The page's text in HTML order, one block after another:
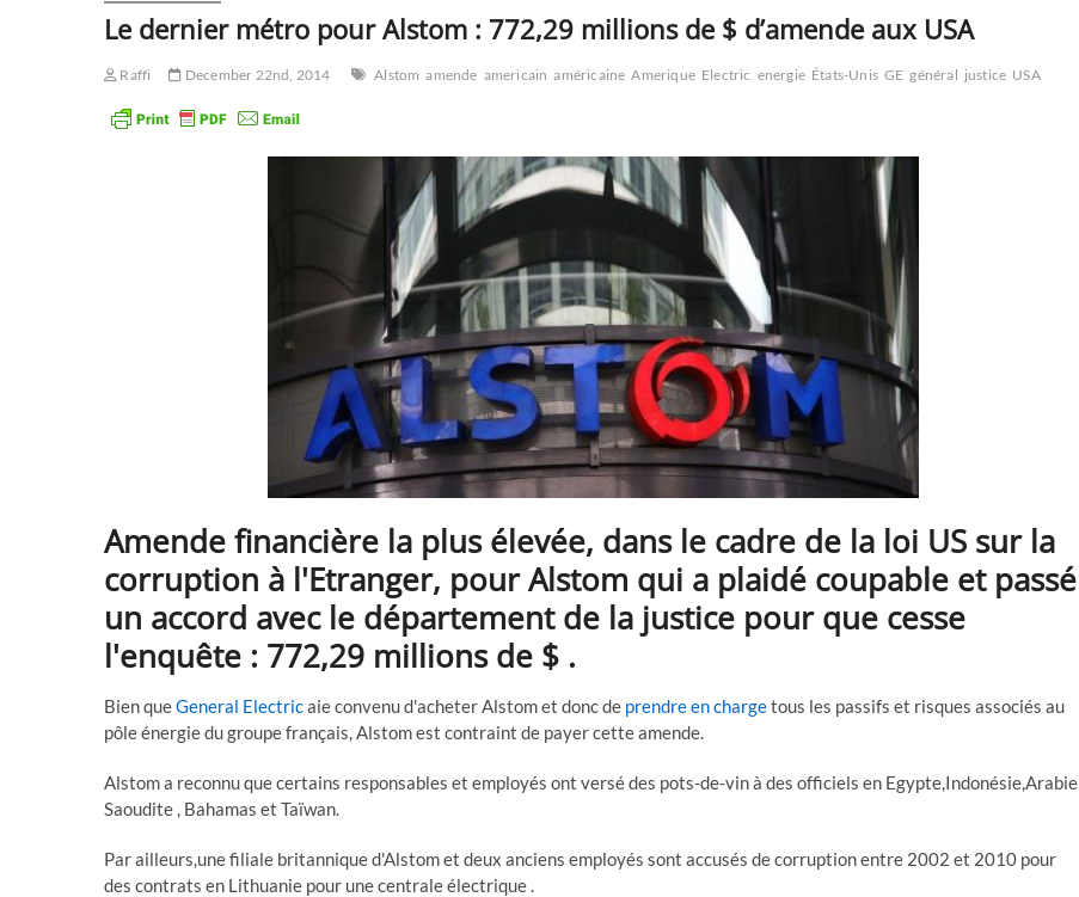
Le dernier métro pour Alstom : 772,29 millions de $ d’amende aux USA
Raffi December 22nd, 2014 Alstom amende americain américaine Amerique Electric energie États-Unis GE général justice USA
Amende financière la plus élevée, dans le cadre de la loi US sur la
corruption à l'Etranger, pour Alstom qui a plaidé coupable et passé
un accord avec le département de la justice pour que cesse
l'enquête : 772,29 millions de $ .
Bien queGeneral Electricaie convenu d'acheter Alstom et donc de prendre en chargetous les passifs et risques associés au
pôle énergie du groupe français, Alstom est contraint de payer cette amende.
Alstom a reconnu que certains responsables et employés ont versé des pots-de-vin à des officiels en Egypte,Indonésie,Arabie
Saoudite , Bahamas et Taïwan.
Par ailleurs,une filiale britannique d'Alstom et deux anciens employés sont accusés de corruption entre 2002 et 2010 pour
des contrats en Lithuanie pour une centrale électrique .